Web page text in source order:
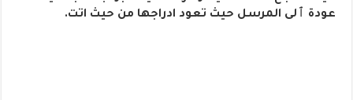
عودة ٱلى المرسل حيث تعود ادراجها من حيث اتت.